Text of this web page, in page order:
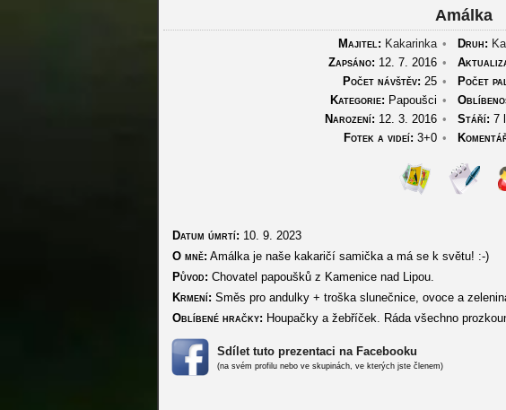
Amálka
Majitel: Kakarinka • Druh:
Zapsáno: 12. 7. 2016 •
Počet návštěv: 25 • Počet
Kategorie: Papoušci •
Narození: 12. 3. 2016 • Stáří: 7
Fotek a videí: 3+0 •
Datum úmrtí: 10. 9. 2023
O mně: Amálka je naše kakaričí samička a má se k světu! :-)
Původ: Chovatel papoušků z Kamenice nad Lipou.
Krmení: Směs pro andulky + troška slunečnice, ovoce a
Oblíbené hračky: Houpačky a žebříček. Ráda všechno
Sdílet tuto prezentaci na Facebooku
(na svém profilu nebo ve skupinách, ve kterých jste členem)